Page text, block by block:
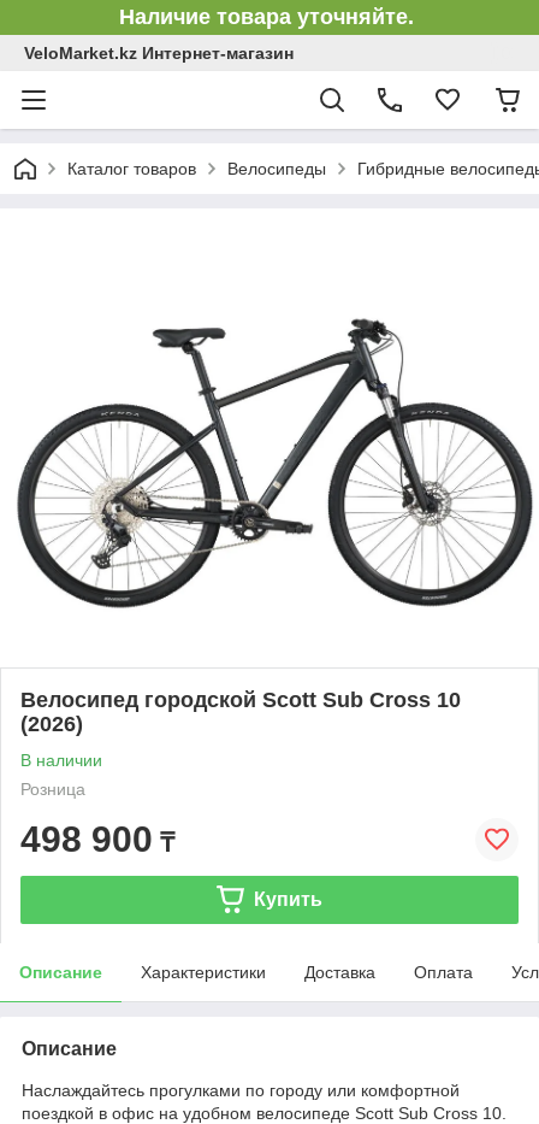
Наличие товара уточняйте.
VeloMarket.kz Интернет-магазин
Каталог товаров Велосипеды Гибридные
Велосипед городской Scott Sub Cross 10
(2026)
В наличии
Розница
498 900 ₸
Купить
Описание Характеристики Доставка Оплата
Описание
Наслаждайтесь прогулками по городу или комфортной
поездкой в ​​офис на удобном велосипеде Scott Sub Cross 10.